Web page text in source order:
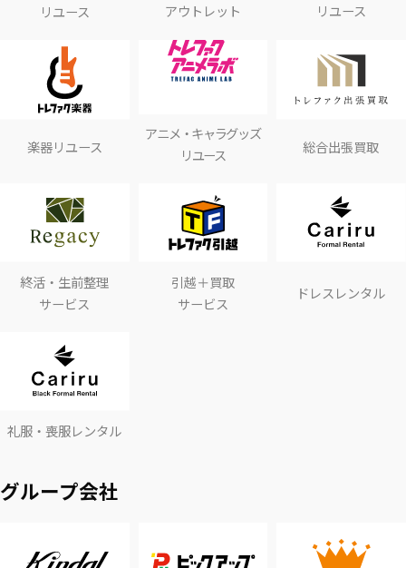
リユース
アウトレット
リユース
楽器リユース
アニメ・キャラグッズ
リユース
総合出張買取
終活・生前整理
サービス
引越＋買取
サービス
ドレスレンタル
礼服・喪服レンタル
グループ会社